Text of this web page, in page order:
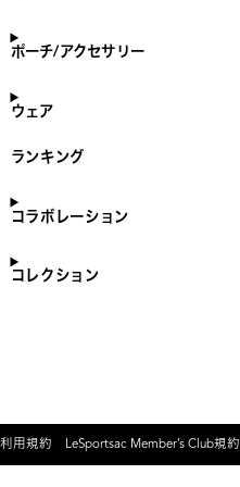
ポーチ/アクセサリー
ウェア
ランキング
コラボレーション
コレクション
利用規約 LeSportsac Member’s Club規約